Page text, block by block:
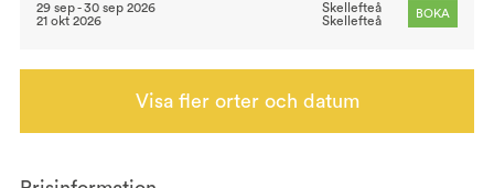
BOKA
29 sep - 30 sep 2026
Skellefteå
21 okt 2026
Skellefteå
Visa fler orter och datum